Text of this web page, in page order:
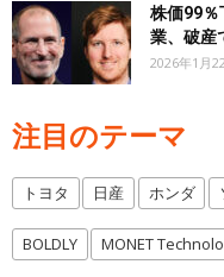
株価99％
業、破産
2026年1月
注目のテーマ
トヨタ 日産 ホンダ
BOLDLY MONET